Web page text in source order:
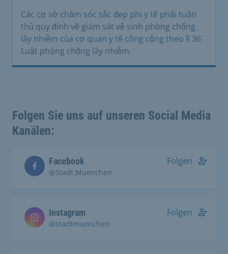
Các cơ sở chăm sóc sắc đẹp phi y tế phải tuân
thủ quy định về giám sát vệ sinh phòng chống
lây nhiễm của cơ quan y tế công cộng theo § 36
Luật phòng chống lây nhiễm.
Folgen Sie uns auf unseren Social Media
Kanälen:
Facebook
@Stadt.Muenchen
Folgen
Instagram
@stadtmuenchen
Folgen